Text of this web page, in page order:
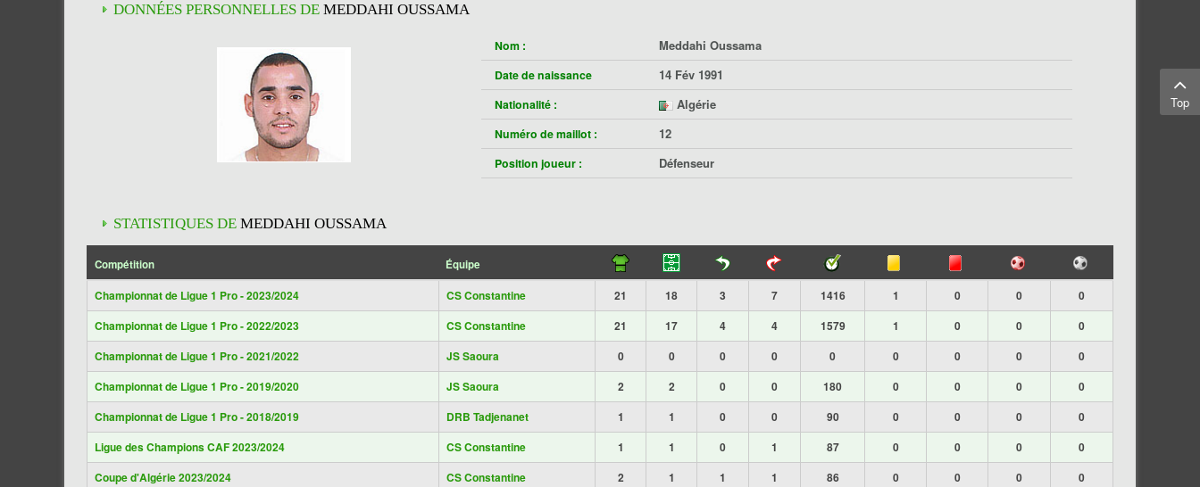
DONNÉES PERSONNELLES DE MEDDAHI OUSSAMA
Nom : Meddahi Oussama
Date de naissance 14 Fév 1991
Nationalité : Algérie
Numéro de maillot : 12
Position joueur : Défenseur
STATISTIQUES DE MEDDAHI OUSSAMA
Compétition Équipe
Championnat de Ligue 1 Pro - 2023/2024 CS Constantine 21 18 3 7 1416 1 0 0
0
Championnat de Ligue 1 Pro - 2022/2023
CS Constantine 21 17 4 4 1579 1 0 0
0
Championnat de Ligue 1 Pro - 2021/2022
JS Saoura 0 0 0 0 0 0 0 0
0
Championnat de Ligue 1 Pro - 2019/2020
JS Saoura 2 2 0 0 180 0 0 0
0
Championnat de Ligue 1 Pro - 2018/2019
DRB Tadjenanet 1 1 0 0 90 0 0 0
0
Ligue des Champions CAF 2023/2024
CS Constantine 1 1 0 1 87 0 0 0
0
Coupe d'Algérie 2023/2024
CS Constantine 2 1 1 1 86 0 0 0
0
Top